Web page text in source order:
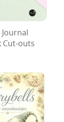
Cut-outs